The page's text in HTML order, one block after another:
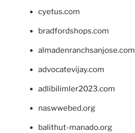
cyetus.com
bradfordshops.com
almadenranchsanjose.com
advocatevijay.com
adlibilimler2023.com
naswwebed.org
balithut-manado.org